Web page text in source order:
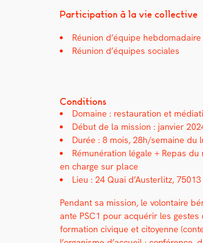
Par­tic­i­pa­tion à la vie col­lec­tive
Réu­nion d’équipe
Réu­nion d’équipes sociales
Conditions
Domaine : restau­ra­tion et
Début de la mis­sion : jan­vi­er
Durée : 8 mois, 28h/semaine du
Rémunéra­tion légale + Repas
en charge sur place
Lieu : 24 Quai d’Austerlitz, 75013
Pen­dant sa mis­sion, le volon­taire
ante PSC1 pour acquérir les
for­ma­tion civique et citoyenne